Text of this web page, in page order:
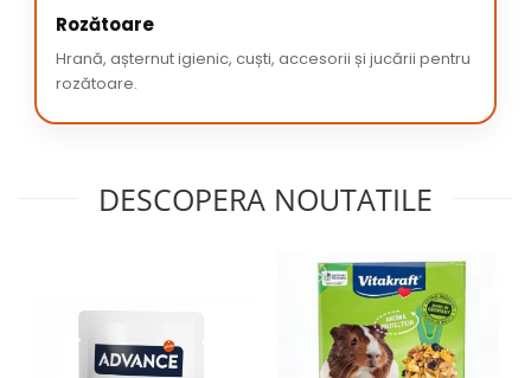
Rozătoare
Hrană, așternut igienic, cuști, accesorii și jucării pentru
rozătoare.
DESCOPERA NOUTATILE